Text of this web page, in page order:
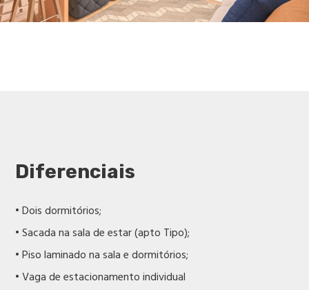
Diferenciais
• Dois dormitórios;
• Sacada na sala de estar (apto Tipo);
• Piso laminado na sala e dormitórios;
• Vaga de estacionamento individual